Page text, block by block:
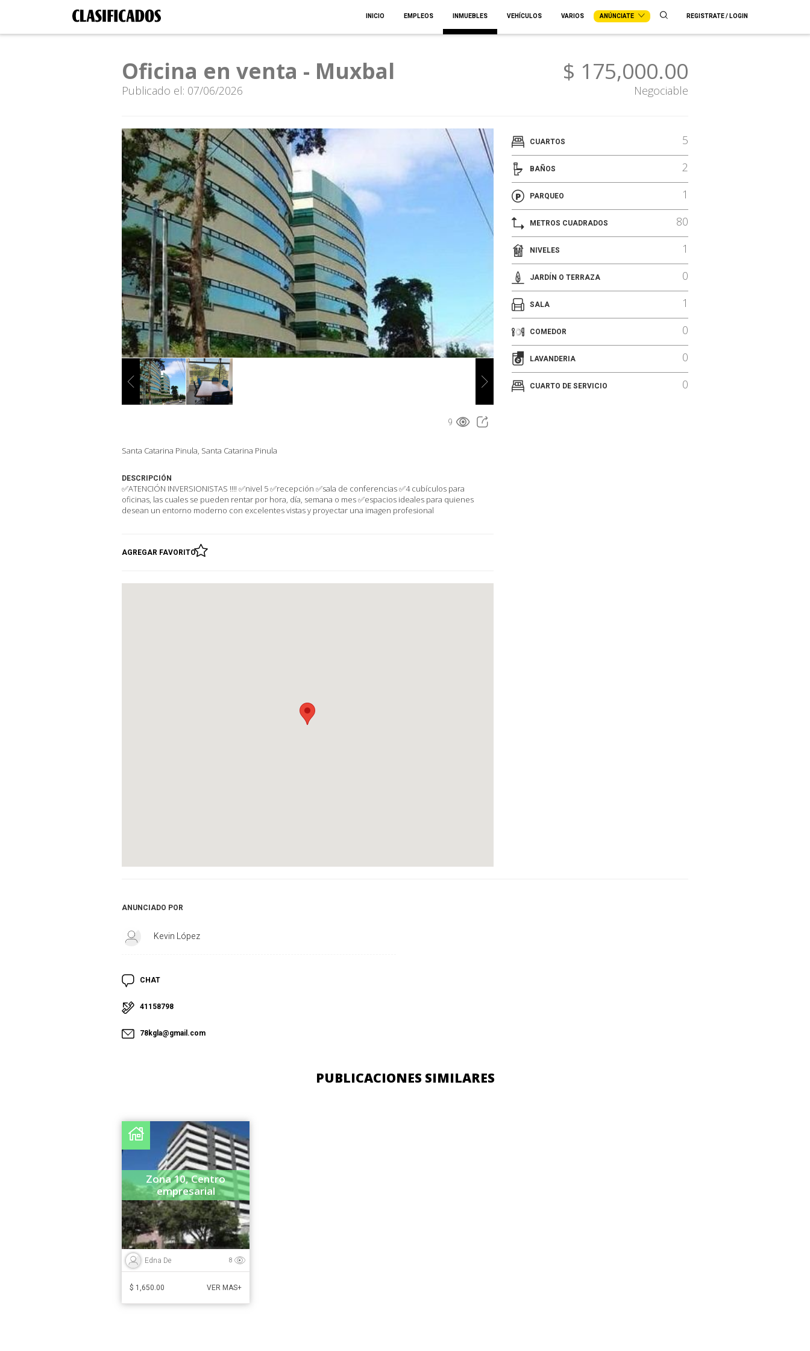
INICIO EMPLEOS INMUEBLES VEHÍCULOS VARIOS ANÚNCIATE REGISTRATE / LOGIN
Oficina en venta - Muxbal
Publicado el: 07/06/2026
$ 175,000.00
Negociable
9
Santa Catarina Pinula, Santa Catarina Pinula
DESCRIPCIÓN
✅ATENCIÓN INVERSIONISTAS ‼️‼️ ✅nivel 5 ✅recepción ✅sala de conferencias ✅4 cubículos para
oficinas, las cuales se pueden rentar por hora, día, semana o mes ✅espacios ideales para quienes
desean un entorno moderno con excelentes vistas y proyectar una imagen profesional
AGREGAR FAVORITO
CUARTOS 5
BAÑOS 2
PARQUEO 1
METROS CUADRADOS 80
NIVELES 1
JARDÍN O TERRAZA 0
SALA 1
COMEDOR 0
LAVANDERIA 0
CUARTO DE SERVICIO 0
ANUNCIADO POR
Kevin López
CHAT
41158798
78kgla@gmail.com
PUBLICACIONES SIMILARES
Zona 10, Centro
empresarial
Edna De 8
$ 1,650.00 VER MAS+